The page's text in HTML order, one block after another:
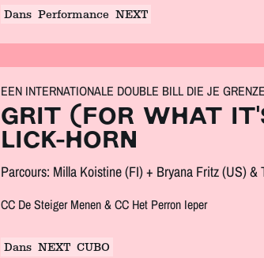
Dans Performance NEXT
GRIT (FOR WHAT
LICK-HORN
Parcours: Milla Koistine (FI) + Bryana Fritz (US) &
EEN INTERNATIONALE DOUBLE BILL DIE JE
CC De Steiger Menen & CC Het Perron Ieper
Dans NEXT CUBO